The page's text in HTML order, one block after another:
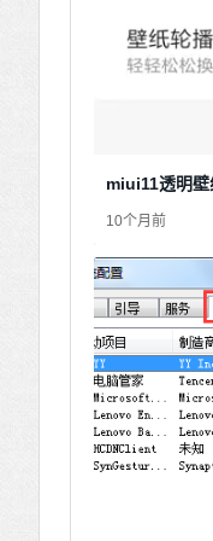
miui11透明
10个月前